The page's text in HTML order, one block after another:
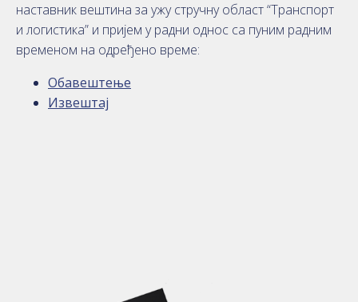
наставник вештина за ужу стручну област “Транспорт
и логистика” и пријем у радни однос са пуним радним
временом на одређено време:
Обавештење
Извештај